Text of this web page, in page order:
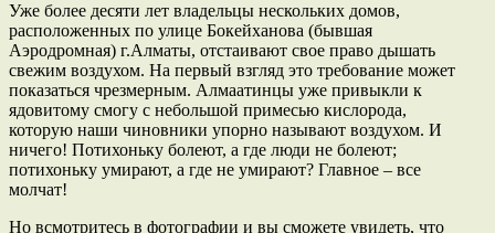
Уже более десяти лет владельцы нескольких домов,
расположенных по улице Бокейханова (бывшая
Аэродромная) г.Алматы, отстаивают свое право дышать
свежим воздухом. На первый взгляд это требование может
показаться чрезмерным. Алмаатинцы уже привыкли к
ядовитому смогу с небольшой примесью кислорода,
которую наши чиновники упорно называют воздухом. И
ничего! Потихоньку болеют, а где люди не болеют;
потихоньку умирают, а где не умирают? Главное – все
молчат!
Но всмотритесь в фотографии и вы сможете увидеть, что